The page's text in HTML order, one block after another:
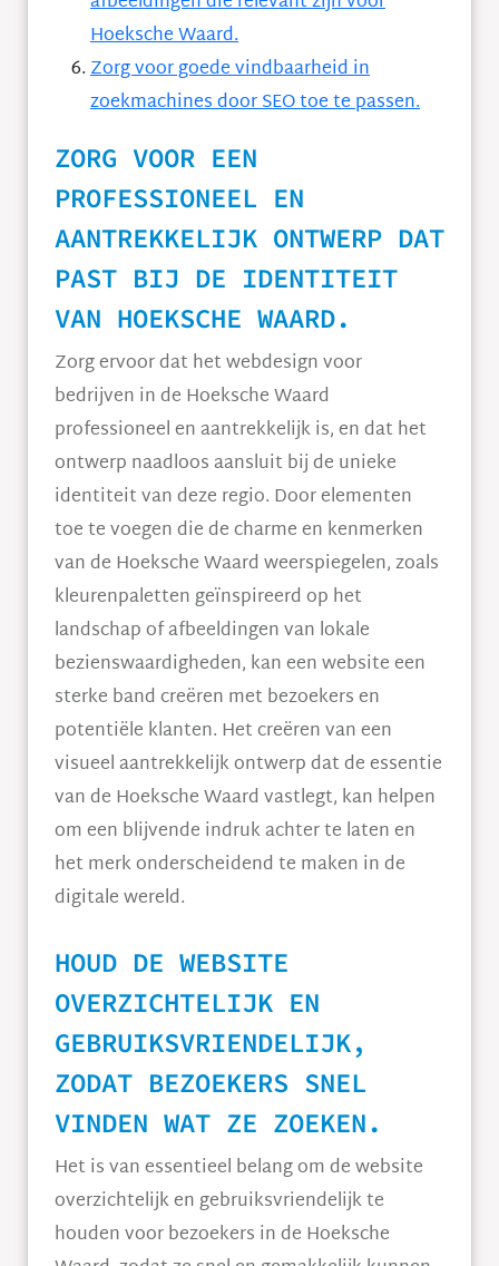
Hoeksche Waard.
Zorg voor goede vindbaarheid in
zoekmachines door SEO toe te passen.
ZORG VOOR EEN
PROFESSIONEEL EN
AANTREKKELIJK ONTWERP DAT
PAST BIJ DE IDENTITEIT
VAN HOEKSCHE WAARD.
Zorg ervoor dat het webdesign voor
bedrijven in de Hoeksche Waard
professioneel en aantrekkelijk is, en dat het
ontwerp naadloos aansluit bij de unieke
identiteit van deze regio. Door elementen
toe te voegen die de charme en kenmerken
van de Hoeksche Waard weerspiegelen, zoals
kleurenpaletten geïnspireerd op het
landschap of afbeeldingen van lokale
bezienswaardigheden, kan een website een
sterke band creëren met bezoekers en
potentiële klanten. Het creëren van een
visueel aantrekkelijk ontwerp dat de essentie
van de Hoeksche Waard vastlegt, kan helpen
om een blijvende indruk achter te laten en
het merk onderscheidend te maken in de
digitale wereld.
HOUD DE WEBSITE
OVERZICHTELIJK EN
GEBRUIKSVRIENDELIJK,
ZODAT BEZOEKERS SNEL
VINDEN WAT ZE ZOEKEN.
Het is van essentieel belang om de website
overzichtelijk en gebruiksvriendelijk te
houden voor bezoekers in de Hoeksche